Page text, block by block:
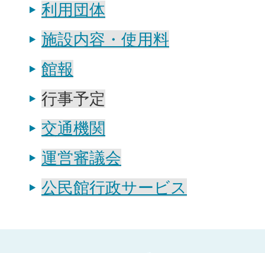
利用団体
施設内容・使用料
館報
行事予定
交通機関
運営審議会
公民館行政サービス